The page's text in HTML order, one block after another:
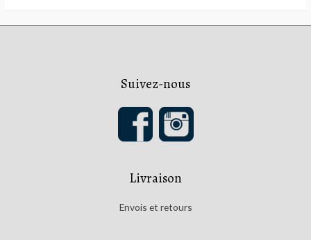
Suivez-nous
Livraison
Envois et retours